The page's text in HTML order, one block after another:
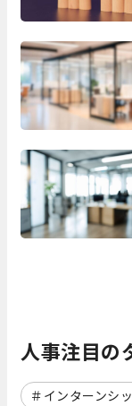
人事注目の
インターンシ